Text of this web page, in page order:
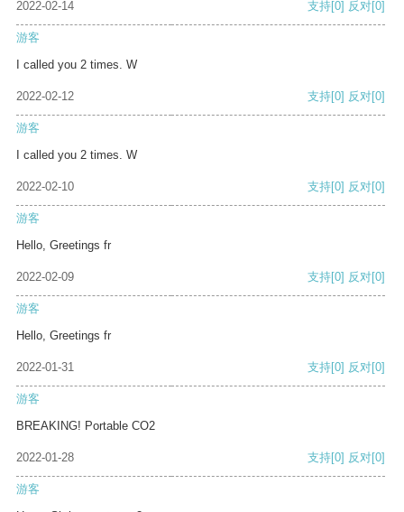
2022-02-14 支持[0] 反对[0]
游客
I called you 2 times. W
2022-02-12 支持[0] 反对[0]
游客
I called you 2 times. W
2022-02-10 支持[0] 反对[0]
游客
Hello, Greetings fr
2022-02-09 支持[0] 反对[0]
游客
Hello, Greetings fr
2022-01-31 支持[0] 反对[0]
游客
BREAKING! Portable CO2
2022-01-28 支持[0] 反对[0]
游客